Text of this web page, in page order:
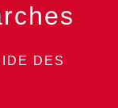
DES